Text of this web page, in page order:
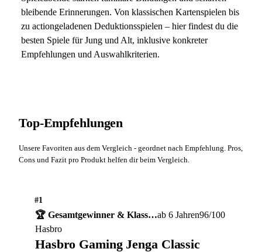
bleibende Erinnerungen. Von klassischen Kartenspielen bis
zu actiongeladenen Deduktionsspielen – hier findest du die
besten Spiele für Jung und Alt, inklusive konkreter
Empfehlungen und Auswahlkriterien.
Top-Empfehlungen
Unsere Favoriten aus dem Vergleich - geordnet nach Empfehlung. Pros,
Cons und Fazit pro Produkt helfen dir beim Vergleich.
#1
🏆 Gesamtgewinner & Klass…ab 6 Jahren96/100
Hasbro
Hasbro Gaming Jenga Classic